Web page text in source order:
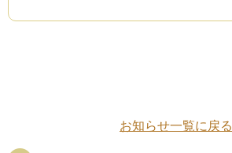
お知らせ一覧に戻る